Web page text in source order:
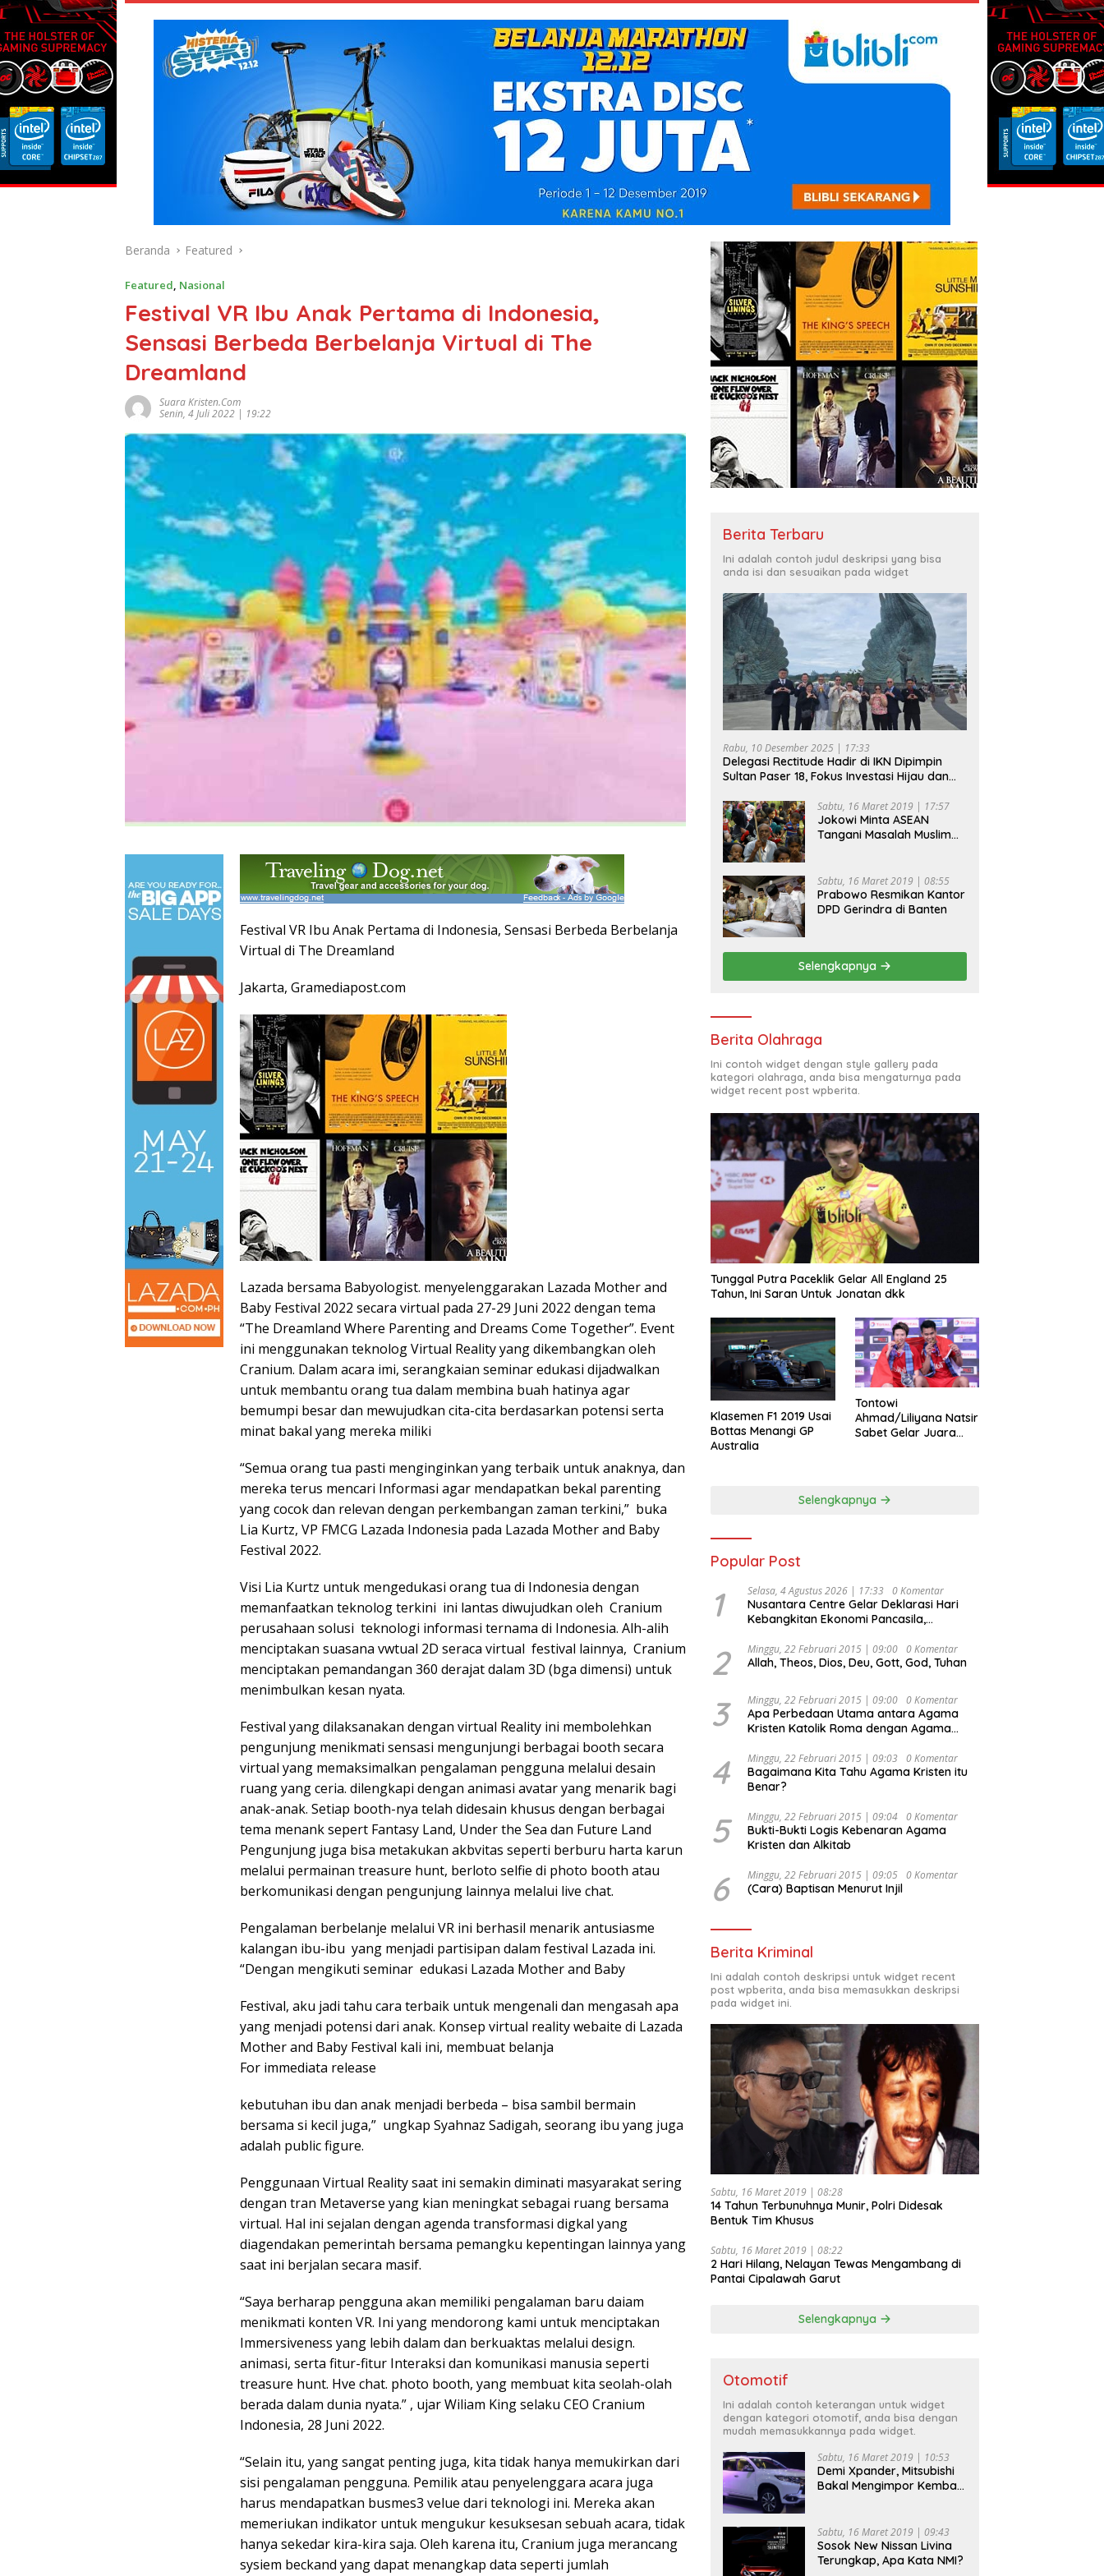
Beranda Featured
Featured, Nasional
Festival VR Ibu Anak Pertama di Indonesia,
Sensasi Berbeda Berbelanja Virtual di The
Dreamland
Suara Kristen.com
Senin, 4 Juli 2022 | 19:22
Festival VR Ibu Anak Pertama di Indonesia, Sensasi Berbeda Berbelanja
Virtual di The Dreamland
Jakarta, Gramediapost.com
Lazada bersama Babyologist. menyelenggarakan Lazada Mother and
Baby Festival 2022 secara virtual pada 27-29 Juni 2022 dengan tema
“The Dreamland Where Parenting and Dreams Come Together”. Event
ini menggunakan teknolog Virtual Reality yang dikembangkan oleh
Cranium. Dalam acara imi, serangkaian seminar edukasi dijadwalkan
untuk membantu orang tua dalam membina buah hatinya agar
bemumpi besar dan mewujudkan cita-cita berdasarkan potensi serta
minat bakal yang mereka miliki
“Semua orang tua pasti menginginkan yang terbaik untuk anaknya, dan
mereka terus mencari Informasi agar mendapatkan bekal parenting
yang cocok dan relevan dengan perkembangan zaman terkini,” buka
Lia Kurtz, VP FMCG Lazada Indonesia pada Lazada Mother and Baby
Festival 2022.
Visi Lia Kurtz untuk mengedukasi orang tua di Indonesia dengan
memanfaatkan teknolog terkini ini lantas diwujudkan oleh Cranium
perusahaan solusi teknologi informasi ternama di Indonesia. Alh-alih
menciptakan suasana vwtual 2D seraca virtual festival lainnya, Cranium
menciptakan pemandangan 360 derajat dalam 3D (bga dimensi) untuk
menimbulkan kesan nyata.
Festival yang dilaksanakan dengan virtual Reality ini membolehkan
pengunjung menikmati sensasi mengunjungi berbagai booth secara
virtual yang memaksimalkan pengalaman pengguna melalui desain
ruang yang ceria. dilengkapi dengan animasi avatar yang menarik bagi
anak-anak. Setiap booth-nya telah didesain khusus dengan berbagai
tema menank sepert Fantasy Land, Under the Sea dan Future Land
Pengunjung juga bisa metakukan akbvitas seperti berburu harta karun
melalui permainan treasure hunt, berloto selfie di photo booth atau
berkomunikasi dengan pengunjung lainnya melalui live chat.
Pengalaman berbelanje melalui VR ini berhasil menarik antusiasme
kalangan ibu-ibu yang menjadi partisipan dalam festival Lazada ini.
“Dengan mengikuti seminar edukasi Lazada Mother and Baby
Festival, aku jadi tahu cara terbaik untuk mengenali dan mengasah apa
yang menjadi potensi dari anak. Konsep virtual reality webaite di Lazada
Mother and Baby Festival kali ini, membuat belanja
For immediata release
kebutuhan ibu dan anak menjadi berbeda – bisa sambil bermain
bersama si kecil juga,” ungkap Syahnaz Sadigah, seorang ibu yang juga
adalah public figure.
Penggunaan Virtual Reality saat ini semakin diminati masyarakat sering
dengan tran Metaverse yang kian meningkat sebagai ruang bersama
virtual. Hal ini sejalan dengan agenda transformasi digkal yang
diagendakan pemerintah bersama pemangku kepentingan lainnya yang
saat ini berjalan secara masif.
“Saya berharap pengguna akan memiliki pengalaman baru daiam
menikmati konten VR. Ini yang mendorong kami untuk menciptakan
Immersiveness yang lebih dalam dan berkuaktas melalui design.
animasi, serta fitur-fitur Interaksi dan komunikasi manusia seperti
treasure hunt. Hve chat. photo booth, yang membuat kita seolah-olah
berada dalam dunia nyata.” , ujar Wiliam King selaku CEO Cranium
Indonesia, 28 Juni 2022.
“Selain itu, yang sangat penting juga, kita tidak hanya memukirkan dari
sisi pengalaman pengguna. Pemilik atau penyelenggara acara juga
harus mendapatkan busmes3 velue dari teknologi ini. Mereka akan
memeriukan indikator untuk mengukur kesuksesan sebuah acara, tidak
hanya sekedar kira-kira saja. Oleh karena itu, Cranium juga merancang
sysiem beckand yang dapat menangkap data seperti jumlah
Berita Terbaru
Ini adalah contoh judul deskripsi yang bisa
anda isi dan sesuaikan pada widget
Rabu, 10 Desember 2025 | 17:33
Delegasi Rectitude Hadir di IKN Dipimpin
Sultan Paser 18, Fokus Investasi Hijau dan
Sabtu, 16 Maret 2019 | 17:57
Jokowi Minta ASEAN
Tangani Masalah Muslim
Sabtu, 16 Maret 2019 | 08:55
Prabowo Resmikan Kantor
DPD Gerindra di Banten
Selengkapnya
Berita Olahraga
Ini contoh widget dengan style gallery pada
kategori olahraga, anda bisa mengaturnya pada
widget recent post wpberita.
Tunggal Putra Paceklik Gelar All England 25
Tahun, Ini Saran Untuk Jonatan dkk
Klasemen F1 2019 Usai
Bottas Menangi GP
Australia
Tontowi
Ahmad/Liliyana Natsir
Sabet Gelar Juara
Selengkapnya
Popular Post
1 Selasa, 4 Agustus 2026 | 17:33 0 Komentar
Nusantara Centre Gelar Deklarasi Hari
Kebangkitan Ekonomi Pancasila,
Djojohadikusumo Anti Penjajahan
(Pergolakan Ekonomi Politik Indonesia) &
Undang Perekonomian Nasional dan
Kesejahteraan Sosial dalam Menata
Bangsa Menuju Indonesia Emas 2045”,
2 Minggu, 22 Februari 2015 | 09:00 0 Komentar
Allah, Theos, Dios, Deu, Gott, God, Tuhan
3 Minggu, 22 Februari 2015 | 09:00 0 Komentar
Apa Perbedaan Utama antara Agama
Kristen Katolik Roma dengan Agama
4 Minggu, 22 Februari 2015 | 09:03 0 Komentar
Bagaimana Kita Tahu Agama Kristen itu
Benar?
5 Minggu, 22 Februari 2015 | 09:04 0 Komentar
Bukti-Bukti Logis Kebenaran Agama
Kristen dan Alkitab
6 Minggu, 22 Februari 2015 | 09:05 0 Komentar
(Cara) Baptisan Menurut Injil
Berita Kriminal
Ini adalah contoh deskripsi untuk widget recent
post wpberita, anda bisa memasukkan deskripsi
pada widget ini.
Sabtu, 16 Maret 2019 | 08:28
14 Tahun Terbunuhnya Munir, Polri Didesak
Bentuk Tim Khusus
Sabtu, 16 Maret 2019 | 08:22
2 Hari Hilang, Nelayan Tewas Mengambang di
Pantai Cipalawah Garut
Selengkapnya
Otomotif
Ini adalah contoh keterangan untuk widget
dengan kategori otomotif, anda bisa dengan
mudah memasukkannya pada widget.
Sabtu, 16 Maret 2019 | 10:53
Demi Xpander, Mitsubishi
Bakal Mengimpor Kembali
Sabtu, 16 Maret 2019 | 09:43
Sosok New Nissan Livina
Terungkap, Apa Kata NMI?